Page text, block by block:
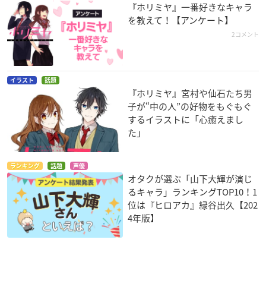
『ホリミヤ』一番好きなキャラ
を教えて！【アンケート】
2コメント
イラスト 話題
『ホリミヤ』宮村や仙石たち男
子が“中の人”の好物をもぐもぐ
するイラストに「心癒えまし
た」
ランキング 話題 声優
オタクが選ぶ「山下大輝が演じ
るキャラ」ランキングTOP10！1
位は『ヒロアカ』緑谷出久【202
4年版】